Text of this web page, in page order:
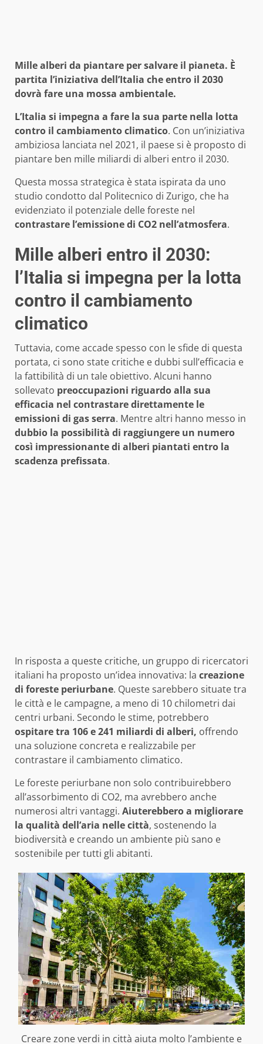
Mille alberi da piantare per salvare il pianeta. È
partita l’iniziativa dell’Italia che entro il 2030
dovrà fare una mossa ambientale.
L’Italia si impegna a fare la sua parte nella lotta
contro il cambiamento climatico. Con un’iniziativa
ambiziosa lanciata nel 2021, il paese si è proposto di
piantare ben mille miliardi di alberi entro il 2030.
Questa mossa strategica è stata ispirata da uno
studio condotto dal Politecnico di Zurigo, che ha
evidenziato il potenziale delle foreste nel
contrastare l’emissione di CO2 nell’atmosfera.
Mille alberi entro il 2030:
l’Italia si impegna per la lotta
contro il cambiamento
climatico
Tuttavia, come accade spesso con le sfide di questa
portata, ci sono state critiche e dubbi sull’efficacia e
la fattibilità di un tale obiettivo. Alcuni hanno
sollevato preoccupazioni riguardo alla sua
efficacia nel contrastare direttamente le
emissioni di gas serra. Mentre altri hanno messo in
dubbio la possibilità di raggiungere un numero
così impressionante di alberi piantati entro la
scadenza prefissata.
In risposta a queste critiche, un gruppo di ricercatori
italiani ha proposto un’idea innovativa: la creazione
di foreste periurbane. Queste sarebbero situate tra
le città e le campagne, a meno di 10 chilometri dai
centri urbani. Secondo le stime, potrebbero
ospitare tra 106 e 241 miliardi di alberi, offrendo
una soluzione concreta e realizzabile per
contrastare il cambiamento climatico.
Le foreste periurbane non solo contribuirebbero
all’assorbimento di CO2, ma avrebbero anche
numerosi altri vantaggi. Aiuterebbero a migliorare
la qualità dell’aria nelle città, sostenendo la
biodiversità e creando un ambiente più sano e
sostenibile per tutti gli abitanti.
Creare zone verdi in città aiuta molto l’ambiente e